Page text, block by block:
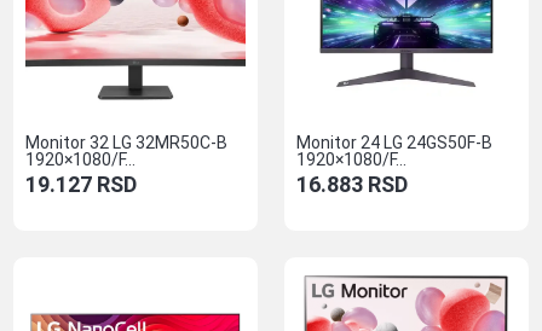
Monitor 32 LG 32MR50C-B
1920×1080/F...
19.127 RSD
Monitor 24 LG 24GS50F-B
1920×1080/F...
16.883 RSD